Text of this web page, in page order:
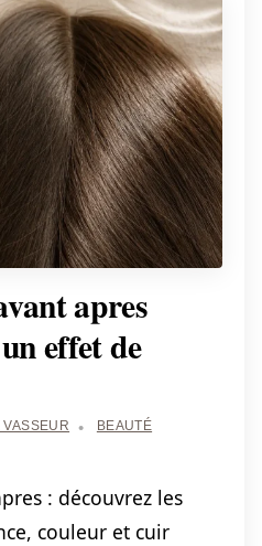
apres
effet de
VASSEUR BEAUTÉ
: découvrez les
couleur et cuir